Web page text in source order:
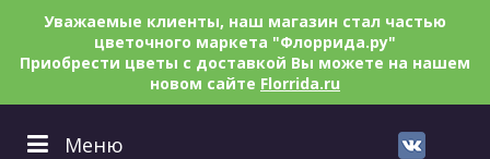
Уважаемые клиенты, наш магазин стал частью
цветочного маркета "Флоррида.ру"
Приобрести цветы с доставкой Вы можете на нашем
новом сайте Florrida.ru
Меню